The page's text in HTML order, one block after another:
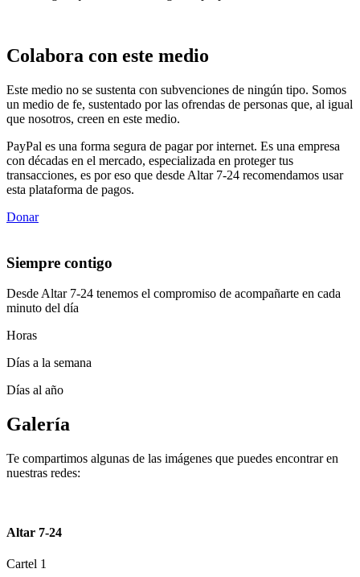
Colabora con este medio
Este medio no se sustenta con subvenciones de ningún tipo. Somos
un medio de fe, sustentado por las ofrendas de personas que, al igual
que nosotros, creen en este medio.
PayPal es una forma segura de pagar por internet. Es una empresa
con décadas en el mercado, especializada en proteger tus
transacciones, es por eso que desde Altar 7-24 recomendamos usar
esta plataforma de pagos.
Donar
Siempre contigo
Desde Altar 7-24 tenemos el compromiso de acompañarte en cada
minuto del día
Horas
Días a la semana
Días al año
Galería
Te compartimos algunas de las imágenes que puedes encontrar en
nuestras redes:
Altar 7-24
Cartel 1